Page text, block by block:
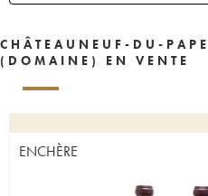
CHÂTEAUNEUF-DU-
(DOMAINE) EN VENTE
ENCHÈRE